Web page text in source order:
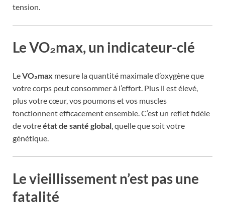
tension.
Le VO₂max, un indicateur-clé
LeVO₂max mesure la quantité maximale d’oxygène que
votre corps peut consommer à l’effort. Plus il est élevé,
plus votre cœur, vos poumons et vos muscles
fonctionnent efficacement ensemble. C’est un reflet fidèle
de votreétat de santé global , quelle que soit votre
génétique.
Le vieillissement n’est pas une
fatalité